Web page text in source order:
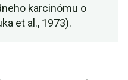
karcinómu o
et al., 1973).